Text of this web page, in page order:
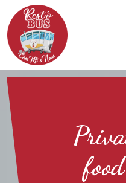
Panneau de gestion des